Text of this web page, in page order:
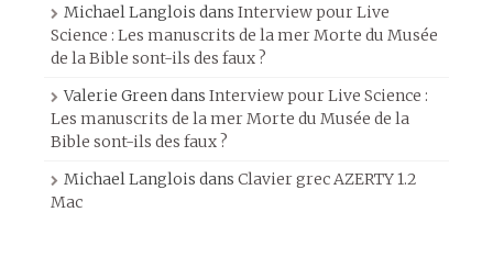
Michael Langlois dans Interview pour Live
Science : Les manuscrits de la mer Morte du Musée
de la Bible sont-ils des faux ?
Valerie Green dans Interview pour Live Science :
Les manuscrits de la mer Morte du Musée de la
Bible sont-ils des faux ?
Michael Langlois dans Clavier grec AZERTY 1.2
Mac